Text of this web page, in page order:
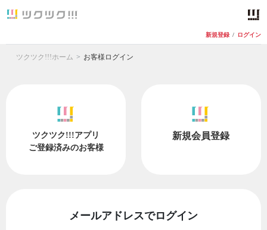
新規登録 / ログイン
ツクツク!!!ホーム お客様ログイン
ツクツク!!!アプリ
ご登録済みのお客様
新規会員登録
メールアドレスでログイン